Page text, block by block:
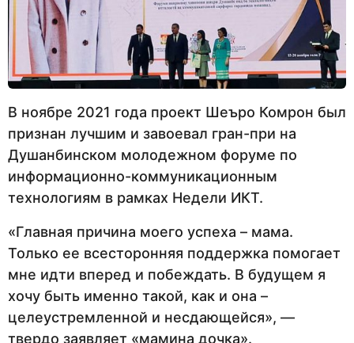
В ноябре 2021 года проект Шеъро Комрон был
признан лучшим и завоевал гран-при на
Душанбинском молодежном форуме по
информационно-коммуникационным
технологиям в рамках Недели ИКТ.
«Главная причина моего успеха – мама.
Только ее всесторонняя поддержка помогает
мне идти вперед и побеждать. В будущем я
хочу быть именно такой, как и она –
целеустремленной и несдающейся», —
твердо заявляет «мамина дочка».